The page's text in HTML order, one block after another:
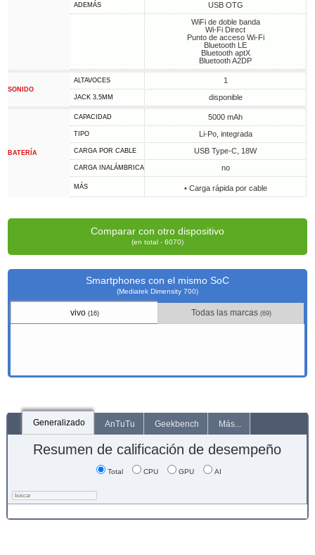
ADEMÁS
USB OTG
WiFi de doble banda
Wi-Fi Direct
Punto de acceso Wi-Fi
Bluetooth LE
Bluetooth aptX
Bluetooth A2DP
SONIDO
ALTAVOCES 1
JACK 3,5MM disponible
BATERÍA
CAPACIDAD 5000 mAh
TIPO Li-Po, integrada
CARGA POR CABLE USB Type-C, 18W
CARGA INALÁMBRICA no
MÁS • Carga rápida por cable
Comparar con otro dispositivo
(en total - 6070)
Smartphones con el mismo SoC
(Mediatek Dimensity 700)
vivo (16) Todas las marcas (69)
Generalizado AnTuTu Geekbench Más...
Resumen de calificación de desempeño
Total CPU GPU AI